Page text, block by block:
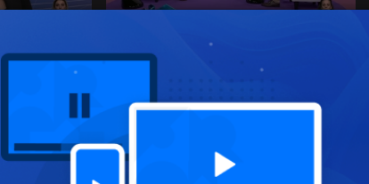
Ep. 16 04 dez. 2024